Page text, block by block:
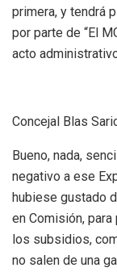
primera, y tendrá
por parte de “El
acto
Concejal Blas
Bueno, nada,
negativo a ese
hubiese gustado
en Comisión,
los subsidios,
no salen de una